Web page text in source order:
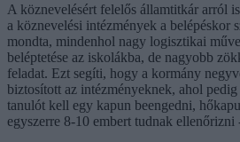
A köznevelésért felelős államtitkár arról
a köznevelési intézmények a belépéskor
mondta, mindenhol nagy logisztikai
beléptetése az iskolákba, de nagyobb
feladat. Ezt segíti, hogy a kormány
biztosított az intézményeknek, ahol
tanulót kell egy kapun beengedni,
egyszerre 8-10 embert tudnak ellenőrizni